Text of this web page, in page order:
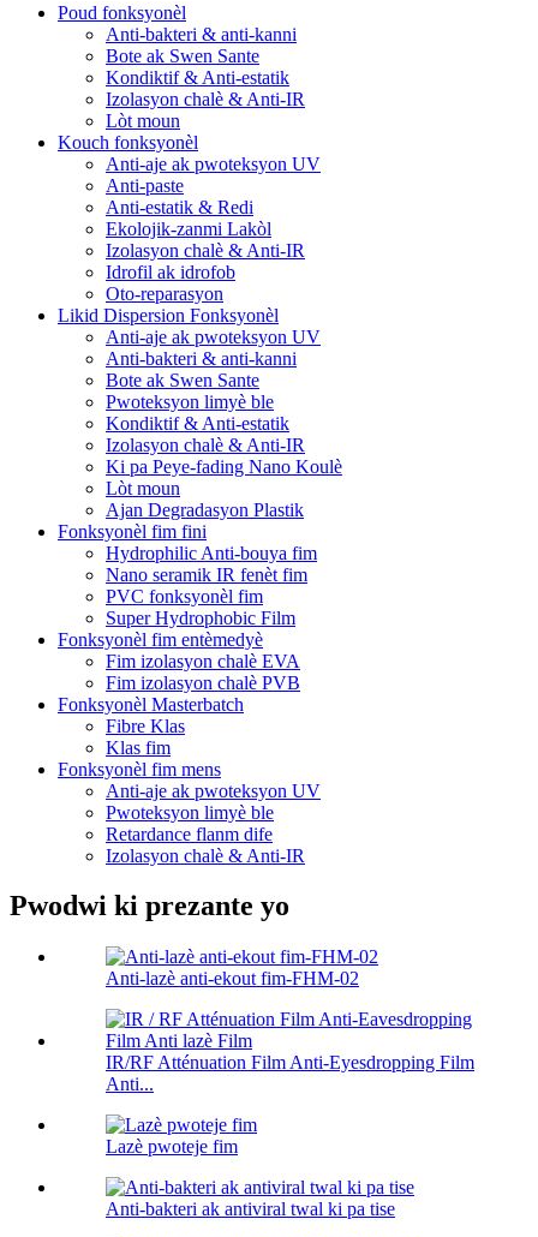
Poud fonksyonèl
Anti-bakteri & anti-kanni
Bote ak Swen Sante
Kondiktif & Anti-estatik
Izolasyon chalè & Anti-IR
Lòt moun
Kouch fonksyonèl
Anti-aje ak pwoteksyon UV
Anti-paste
Anti-estatik & Redi
Ekolojik-zanmi Lakòl
Izolasyon chalè & Anti-IR
Idrofil ak idrofob
Oto-reparasyon
Likid Dispersion Fonksyonèl
Anti-aje ak pwoteksyon UV
Anti-bakteri & anti-kanni
Bote ak Swen Sante
Pwoteksyon limyè ble
Kondiktif & Anti-estatik
Izolasyon chalè & Anti-IR
Ki pa Peye-fading Nano Koulè
Lòt moun
Ajan Degradasyon Plastik
Fonksyonèl fim fini
Hydrophilic Anti-bouya fim
Nano seramik IR fenèt fim
PVC fonksyonèl fim
Super Hydrophobic Film
Fonksyonèl fim entèmedyè
Fim izolasyon chalè EVA
Fim izolasyon chalè PVB
Fonksyonèl Masterbatch
Fibre Klas
Klas fim
Fonksyonèl fim mens
Anti-aje ak pwoteksyon UV
Pwoteksyon limyè ble
Retardance flanm dife
Izolasyon chalè & Anti-IR
Pwodwi ki prezante yo
Anti-lazè anti-ekout fim-FHM-02
IR/RF Atténuation Film Anti-Eyesdropping Film
Anti...
Lazè pwoteje fim
Anti-bakteri ak antiviral twal ki pa tise